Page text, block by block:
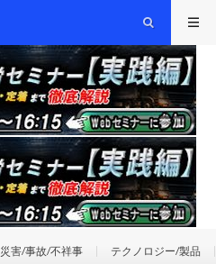
災害/事故/不祥事 テクノロジー/製品